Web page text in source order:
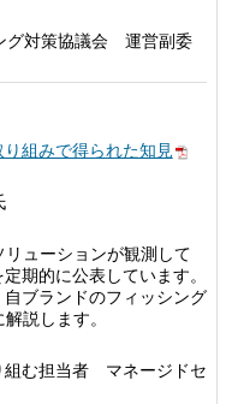
グ対策協議会 運営副委
組みで得られた知見
リューションが観測して
期的に公表しています。
ブランドのフィッシング
説します。
組む担当者 マネージドセ